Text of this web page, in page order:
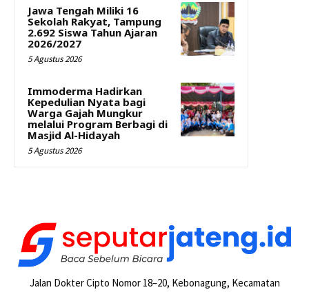
Jawa Tengah Miliki 16
Sekolah Rakyat, Tampung
2.692 Siswa Tahun Ajaran
2026/2027
5 Agustus 2026
Immoderma Hadirkan
Kepedulian Nyata bagi
Warga Gajah Mungkur
melalui Program Berbagi di
Masjid Al-Hidayah
5 Agustus 2026
Jalan Dokter Cipto Nomor 18–20, Kebonagung, Kecamatan